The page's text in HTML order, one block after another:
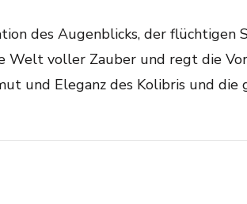
des Augenblicks, der
Welt voller Zauber und regt die
und Eleganz des Kolibris und